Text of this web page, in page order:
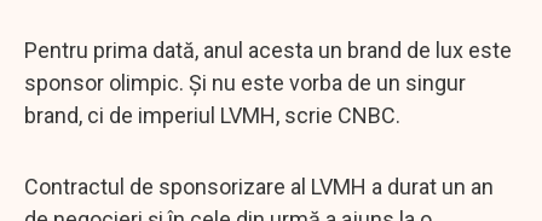
Pentru prima dată, anul acesta un brand de lux este
sponsor olimpic. Și nu este vorba de un singur
brand, ci de imperiul LVMH, scrie CNBC.
Contractul de sponsorizare al LVMH a durat un an